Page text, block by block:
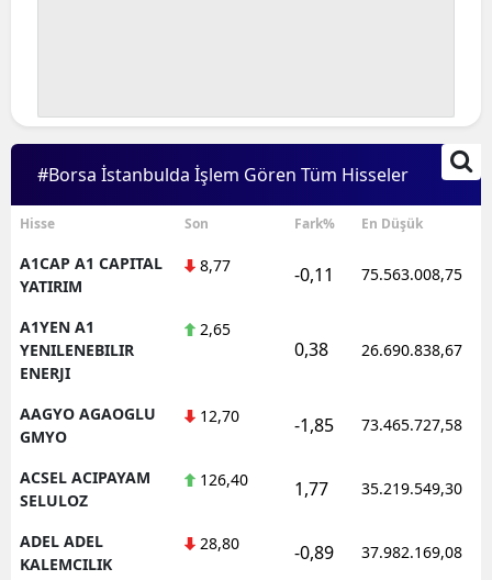
#Borsa İstanbulda İşlem Gören Tüm Hisseler
Hisse Son Fark% En Düşük
A1CAP A1 CAPITAL
YATIRIM
8,77 -0,11 75.563.008,75
A1YEN A1
YENILENEBILIR
ENERJI
2,65
0,38 26.690.838,67
AAGYO AGAOGLU
GMYO
12,70 -1,85 73.465.727,58
ACSEL ACIPAYAM
SELULOZ
126,40 1,77 35.219.549,30
ADEL ADEL
KALEMCILIK
28,80 -0,89 37.982.169,08